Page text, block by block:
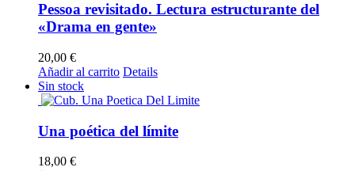
Pessoa revisitado. Lectura estructurante del
«Drama en gente»
20,00 €
Añadir al carrito Details
Sin stock
Una poética del límite
18,00 €